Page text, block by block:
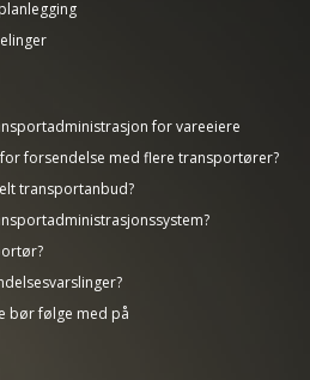
for vareeiere
forsendelse med flere transportører?
transportanbud?
bør følge med på